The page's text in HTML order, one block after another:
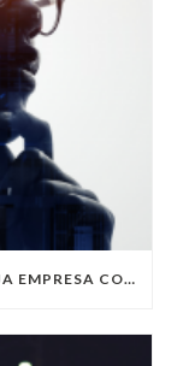
POTENCIALIZE O DESEMPENHO DA SUA EMPRESA COM OS SERVIÇOS DE TI DA VIVO VITA